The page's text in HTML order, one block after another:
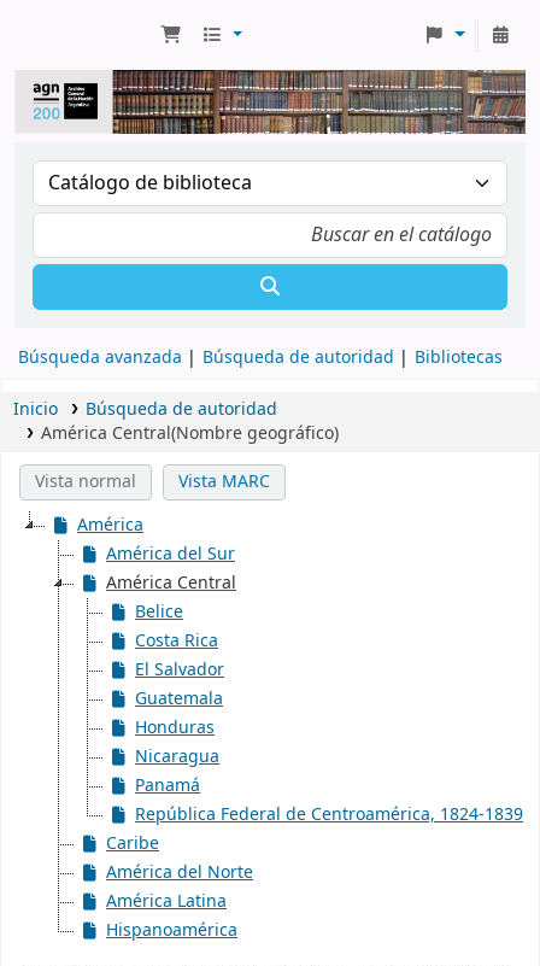
Búsqueda avanzada Búsqueda de autoridad Bibliotecas
Inicio
Búsqueda de autoridad
América Central(Nombre geográfico)
Vista normal
Vista MARC
América
América del Sur
América Central
Belice
Costa Rica
El Salvador
Guatemala
Honduras
Nicaragua
Panamá
República Federal de Centroamérica, 1824-1839
Caribe
América del Norte
América Latina
Hispanoamérica